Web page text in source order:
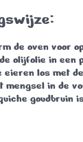
de oven voor
olijfolie in een
eieren los met
mengsel in de
goudbruin